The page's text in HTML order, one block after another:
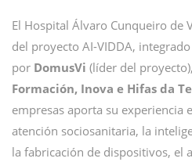
El Hospital Álvaro Cunqueiro de
del proyecto AI-VIDDA,
por DomusVi (líder del proyecto),
Formación, Inova e Hifas da
empresas aporta su experiencia
atención sociosanitaria, la
la fabricación de dispositivos, el